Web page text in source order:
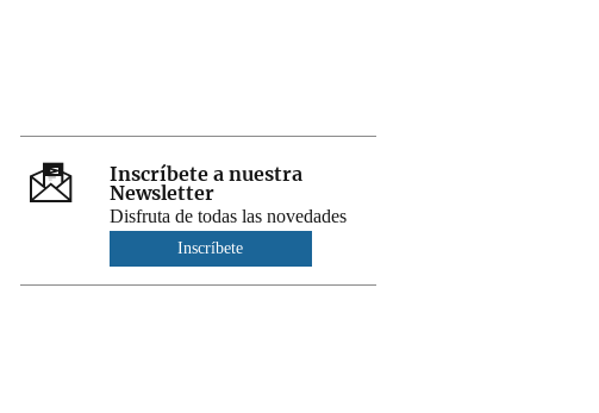
Inscríbete a nuestra
Newsletter
Disfruta de todas las novedades
Inscríbete